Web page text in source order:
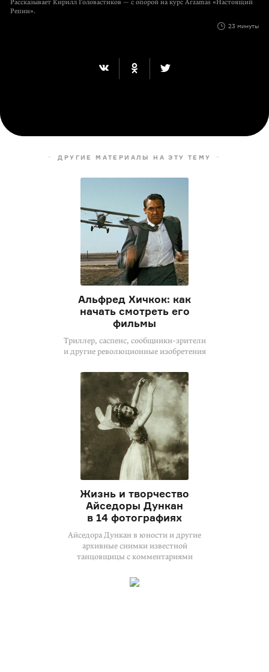
Рассказывает Кирилл Головастиков — с опорой на курс Arzamas «Настоящий
Репин».
23 минуты
ДРУГИЕ МАТЕРИАЛЫ НА ЭТУ ТЕМУ
Альфред Хичкок: как
начать смотреть его
фильмы
Триллер, саспенс, сообщники-зрители
и другие революционные изобретения
Жизнь и творчество
Айседоры Дункан
в 14 фотографиях
Айседора Дункан в юности и другие
архивные снимки известной
танцовщицы с комментариями